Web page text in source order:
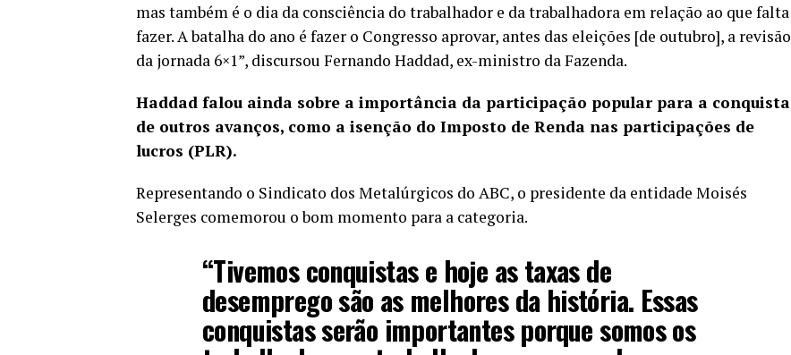
mas também é o dia da consciência do trabalhador e da trabalhadora em relação ao que falta
fazer. A batalha do ano é fazer o Congresso aprovar, antes das eleições [de outubro], a revisão
da jornada 6×1”, discursou Fernando Haddad, ex-ministro da Fazenda.
Haddad falou ainda sobre a importância da participação popular para a conquista
de outros avanços, como a isenção do Imposto de Renda nas participações de
lucros (PLR).
Representando o Sindicato dos Metalúrgicos do ABC, o presidente da entidade Moisés
Selerges comemorou o bom momento para a categoria.
“Tivemos conquistas e hoje as taxas de
desemprego são as melhores da história. Essas
conquistas serão importantes porque somos os